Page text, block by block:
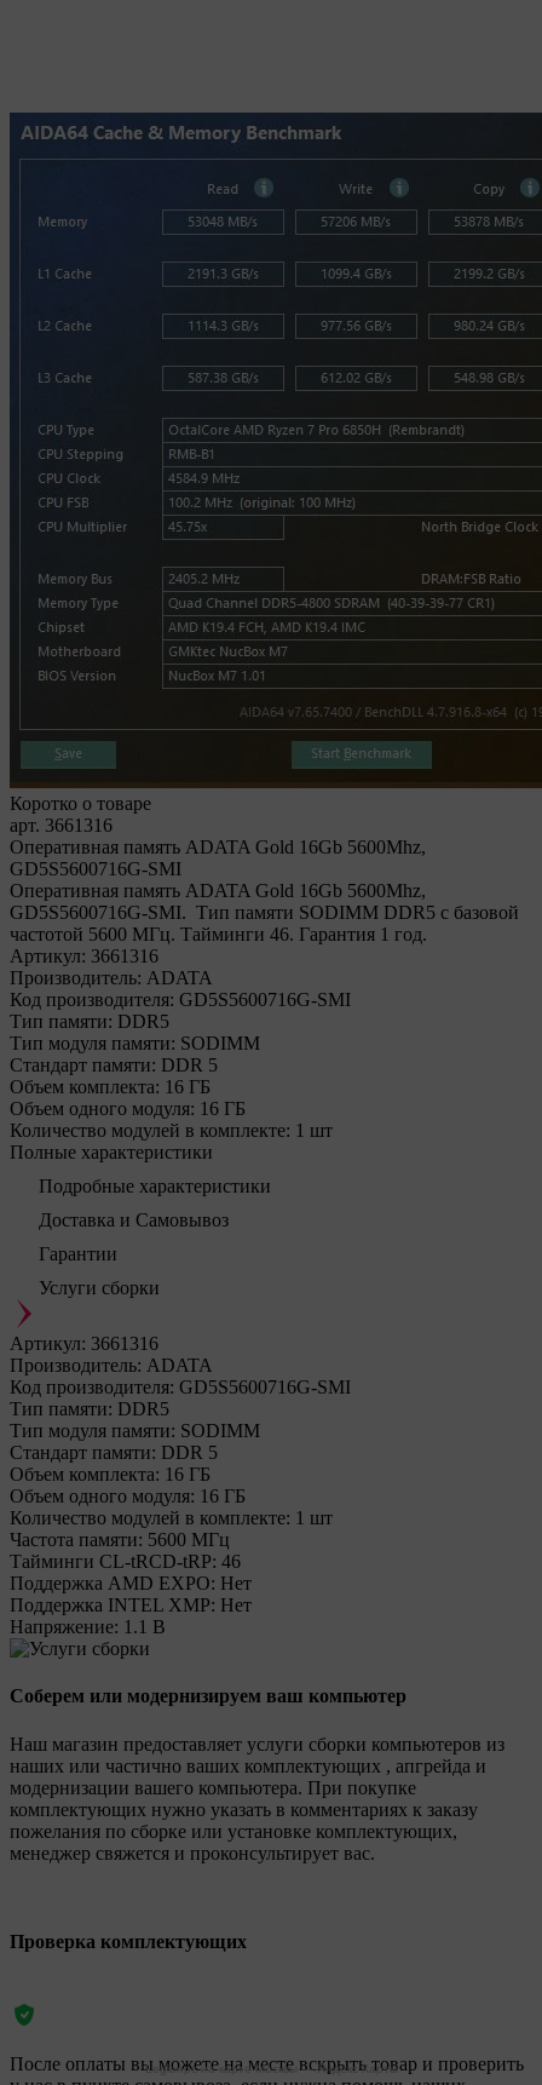
Коротко о товаре
арт. 3661316
Оперативная память ADATA Gold 16Gb 5600Mhz,
GD5S5600716G-SMI
Оперативная память ADATA Gold 16Gb 5600Mhz,
GD5S5600716G-SMI. Тип памяти SODIMM DDR5 с базовой
частотой 5600 МГц. Тайминги 46. Гарантия 1 год.
Артикул: 3661316
Производитель: ADATA
Код производителя: GD5S5600716G-SMI
Тип памяти: DDR5
Тип модуля памяти: SODIMM
Стандарт памяти: DDR 5
Объем комплекта: 16 ГБ
Объем одного модуля: 16 ГБ
Количество модулей в комплекте: 1 шт
Полные характеристики
Подробные характеристики
Доставка и Самовывоз
Гарантии
Услуги сборки
Артикул: 3661316
Производитель: ADATA
Код производителя: GD5S5600716G-SMI
Тип памяти: DDR5
Тип модуля памяти: SODIMM
Стандарт памяти: DDR 5
Объем комплекта: 16 ГБ
Объем одного модуля: 16 ГБ
Количество модулей в комплекте: 1 шт
Частота памяти: 5600 МГц
Тайминги CL-tRCD-tRP: 46
Поддержка AMD EXPO: Нет
Поддержка INTEL XMP: Нет
Напряжение: 1.1 В
Соберем или модернизируем ваш компьютер
Наш магазин предоставляет услуги сборки компьютеров из
наших или частично ваших комплектующих , апгрейда и
модернизации вашего компьютера. При покупке
комплектующих нужно указать в комментариях к заказу
пожелания по сборке или установке комплектующих,
менеджер свяжется и проконсультирует вас.
Проверка комплектующих
После оплаты вы можете на месте вскрыть товар и проверить
Legionpc на карте Москвы — Яндекс Карты